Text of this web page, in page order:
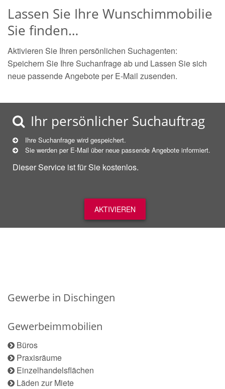
Lassen Sie Ihre Wunschimmobilie
Sie finden…
Aktivieren Sie Ihren persönlichen Suchagenten:
Speichern Sie Ihre Suchanfrage ab und Lassen Sie sich
neue passende Angebote per E-Mail zusenden.
Ihr persönlicher Suchauftrag
Ihre Suchanfrage wird gespeichert.
Sie werden per E-Mail über neue passende Angebote informiert.
Dieser Service ist für Sie kostenlos.
AKTIVIEREN
Gewerbe in Dischingen
Gewerbeimmobilien
Büros
Praxisräume
Einzelhandelsflächen
Läden zur Miete